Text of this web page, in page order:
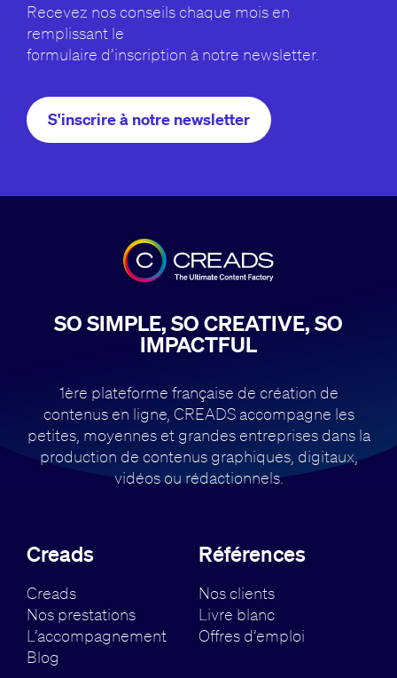
Recevez nos conseils chaque mois en
remplissant le
formulaire d’inscription à notre newsletter.
S'inscrire à notre newsletter
SO SIMPLE, SO CREATIVE, SO
IMPACTFUL
1ère plateforme française de création de
contenus en ligne, CREADS accompagne les
petites, moyennes et grandes entreprises dans la
production de contenus graphiques, digitaux,
vidéos ou rédactionnels.
Creads
Creads
Nos prestations
L’accompagnement
Blog
Références
Nos clients
Livre blanc
Offres d’emploi